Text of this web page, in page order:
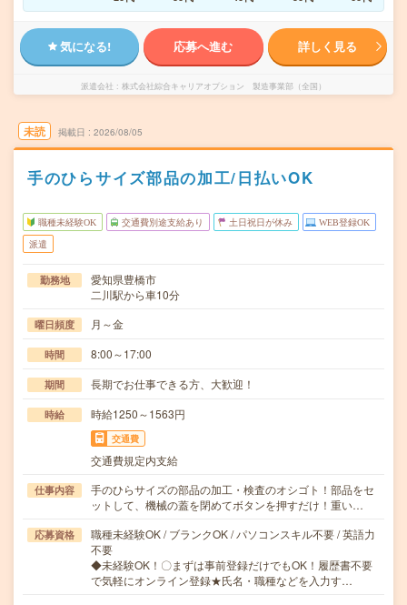
気になる! 応募へ進む 詳しく見る
派遣会社 株式会社綜合キャリアオプション 製造事業部（全国）
未読 掲載日 2026/08/05
手のひらサイズ部品の加工/日払いOK
職種未経験OK 交通費別途支給あり 土日祝日が休み WEB登録OK
派遣
勤務地
愛知県豊橋市
二川駅から車10分
曜日頻度 月～金
時間 8:00～17:00
期間 長期でお仕事できる方、大歓迎！
時給 時給1250～1563円
交通費
交通費規定内支給
仕事内容
手のひらサイズの部品の加工・検査のオシゴト！部品をセ
ットして、機械の蓋を閉めてボタンを押すだけ！重い…
応募資格
職種未経験OK / ブランクOK / パソコンスキル不要 / 英語力
不要
◆未経験OK！〇まずは事前登録だけでもOK！履歴書不要
で気軽にオンライン登録★氏名・職種などを入力す…